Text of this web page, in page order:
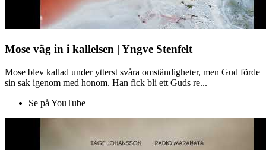
Mose väg in i kallelsen | Yngve Stenfelt
Mose blev kallad under ytterst svåra omständigheter, men Gud förde
sin sak igenom med honom. Han fick bli ett Guds re...
Se på YouTube